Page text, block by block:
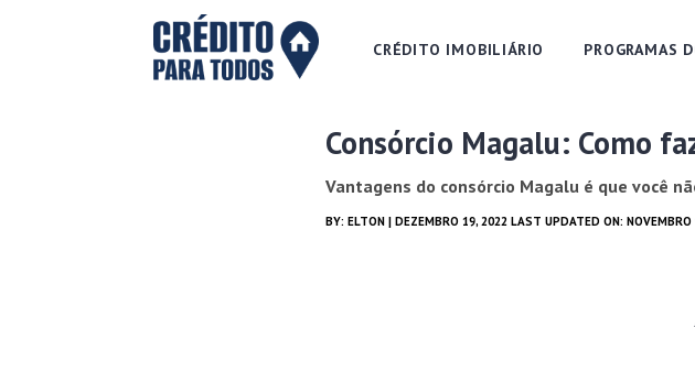
CRÉDITO IMOBILIÁRIO PROGRAMAS
Consórcio Magalu: Como
Vantagens do consórcio Magalu é que você
BY: ELTON | DEZEMBRO 19, 2022 LAST UPDATED ON: